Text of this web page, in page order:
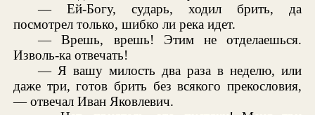
— Ей-Богу, сударь, ходил брить, да
посмотрел только, шибко ли река идет.
— Врешь, врешь! Этим не отделаешься.
Изволь-ка отвечать!
— Я вашу милость два раза в неделю, или
даже три, готов брить без всякого прекословия,
— отвечал Иван Яковлевич.